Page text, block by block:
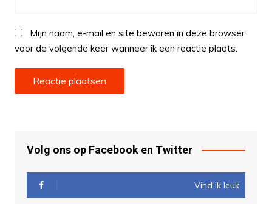
Mijn naam, e-mail en site bewaren in deze browser
voor de volgende keer wanneer ik een reactie plaats.
Volg ons op Facebook en Twitter
Vind ik leuk